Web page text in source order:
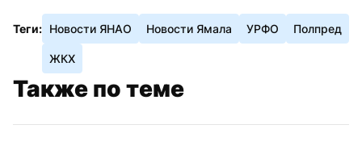
Теги: Новости ЯНАО Новости Ямала УРФО Полпред
ЖКХ
Также по теме